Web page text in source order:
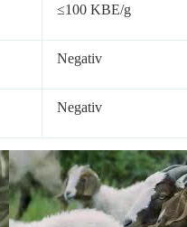
≤100 KBE/g
Negativ
Negativ